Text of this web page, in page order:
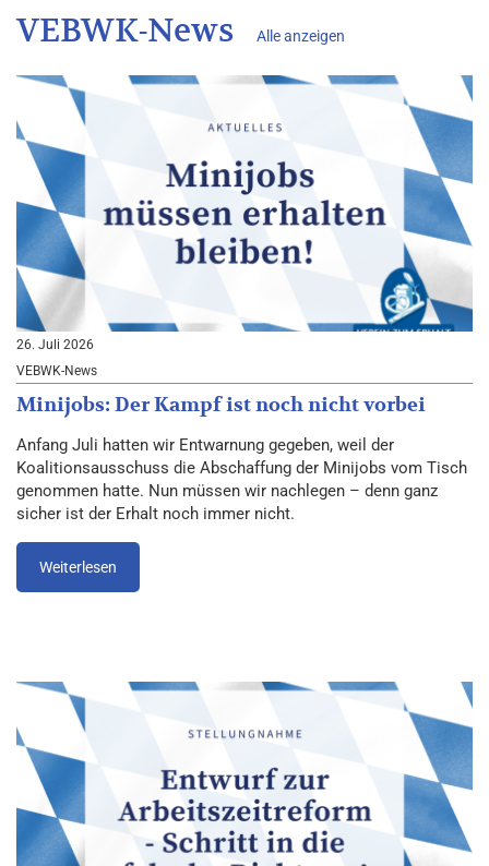
VEBWK-News Alle anzeigen
26. Juli 2026
VEBWK-News
Minijobs: Der Kampf ist noch nicht vorbei
Anfang Juli hatten wir Entwarnung gegeben, weil der
Koalitionsausschuss die Abschaffung der Minijobs vom Tisch
genommen hatte. Nun müssen wir nachlegen – denn ganz
sicher ist der Erhalt noch immer nicht.
Weiterlesen